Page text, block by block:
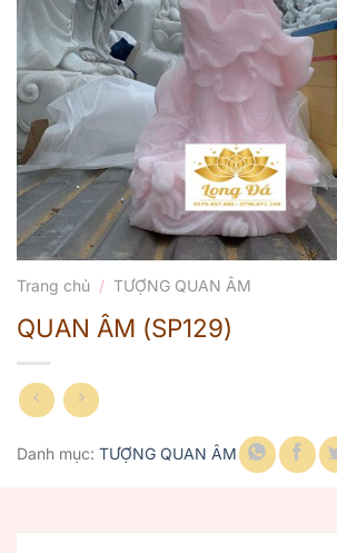
Trang chủ / TƯỢNG QUAN ÂM
QUAN ÂM (SP129)
Danh mục: TƯỢNG QUAN ÂM